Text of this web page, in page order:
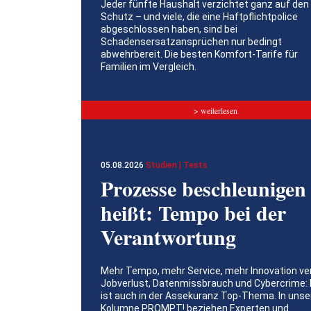
Jeder fünfte Haushalt verzichtet ganz auf den
Schutz – und viele, die eine Haftpflichtpolice
abgeschlossen haben, sind bei
Schadensersatzansprüchen nur bedingt
abwehrbereit. Die besten Komfort-Tarife für
Familien im Vergleich.
> weiterlesen
05.08.2026 Studien | Tests
Prozesse beschleunigen
heißt: Tempo bei der
Verantwortung
Mehr Tempo, mehr Service, mehr Innovation
Jobverlust, Datenmissbrauch und Cybercrime:
ist auch in der Assekuranz Top-Thema. In
Kolumne PROMPT! beziehen Experten und